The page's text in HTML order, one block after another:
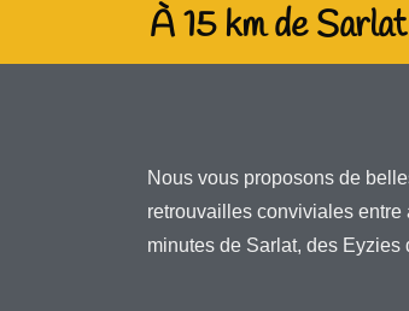
À 15 km de Sarlat
Nous vous proposons de
retrouvailles conviviales
minutes de Sarlat, des